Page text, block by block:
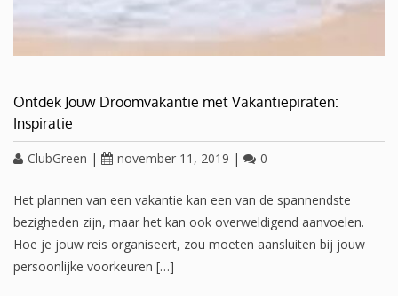
Ontdek Jouw Droomvakantie met Vakantiepiraten:
Inspiratie
ClubGreen | november 11, 2019 | 0
Het plannen van een vakantie kan een van de spannendste
bezigheden zijn, maar het kan ook overweldigend aanvoelen.
Hoe je jouw reis organiseert, zou moeten aansluiten bij jouw
persoonlijke voorkeuren […]